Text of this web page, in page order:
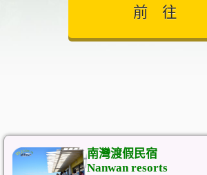
南灣渡假民宿
Nanwan resorts